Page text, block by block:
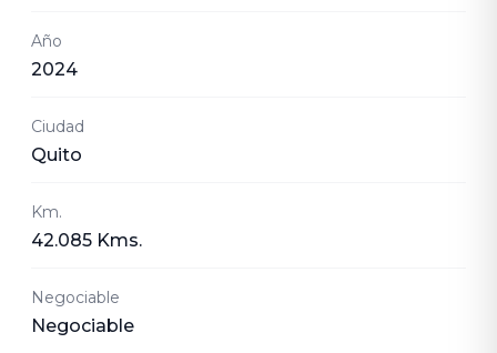
Año
2024
Ciudad
Quito
Km.
42.085 Kms.
Negociable
Negociable